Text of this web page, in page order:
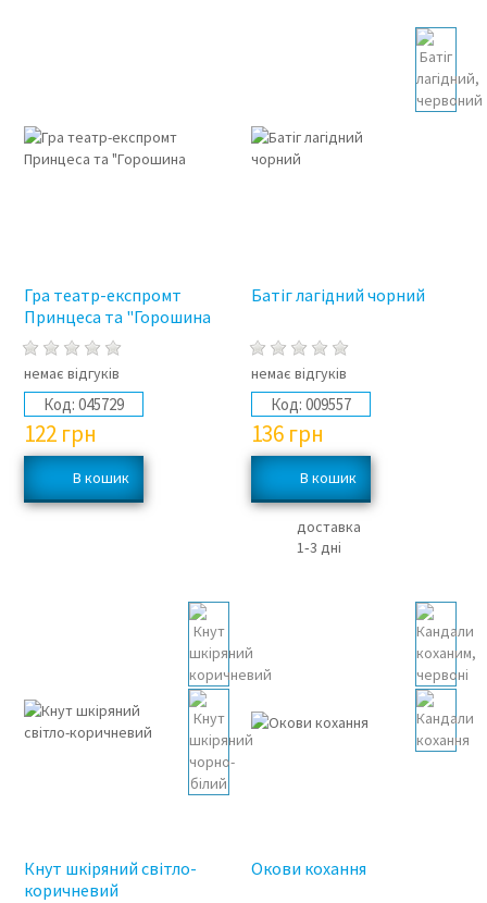
Гра театр-експромт
Принцеса та "Горошина
немає відгуків
Код: 045729
122 грн
Батіг лагідний чорний
немає відгуків
Код: 009557
136 грн
доставка
1‑3 дні
Кнут шкіряний світло-
коричневий
Окови кохання